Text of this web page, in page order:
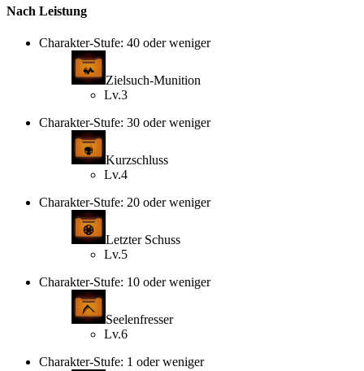
Nach Leistung
Charakter-Stufe: 40 oder weniger
Zielsuch-Munition
Lv.3
Charakter-Stufe: 30 oder weniger
Kurzschluss
Lv.4
Charakter-Stufe: 20 oder weniger
Letzter Schuss
Lv.5
Charakter-Stufe: 10 oder weniger
Seelenfresser
Lv.6
Charakter-Stufe: 1 oder weniger